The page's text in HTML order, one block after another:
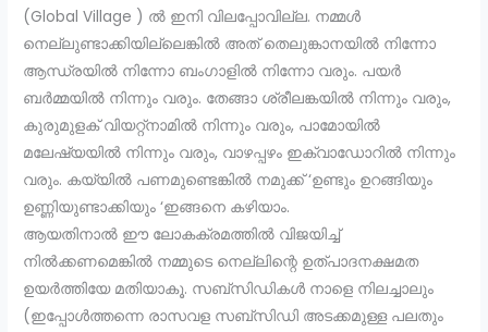
(Global Village ) ൽ ഇനി വിലപ്പോവില്ല. നമ്മൾ
നെല്ലുണ്ടാക്കിയില്ലെങ്കിൽ അത്‌ തെലുങ്കാനയിൽ നിന്നോ
ആന്ധ്രയിൽ നിന്നോ ബംഗാളിൽ നിന്നോ വരും. പയർ
ബർമ്മയിൽ നിന്നും വരും. തേങ്ങാ ശ്രീലങ്കയിൽ നിന്നും വരും,
കുരുമുളക് വിയറ്റ്നാമിൽ നിന്നും വരും, പാമോയിൽ
മലേഷ്യയിൽ നിന്നും വരും, വാഴപ്പഴം ഇക്വാഡോറിൽ നിന്നും
വരും. കയ്യിൽ പണമുണ്ടെങ്കിൽ നമുക്ക് ‘ഉണ്ടും ഉറങ്ങിയും
ഉണ്ണിയുണ്ടാക്കിയും ‘ഇങ്ങനെ കഴിയാം.
ആയതിനാൽ ഈ ലോകക്രമത്തിൽ വിജയിച്ച്
നിൽക്കണമെങ്കിൽ നമ്മുടെ നെല്ലിന്റെ ഉത്പാദനക്ഷമത
ഉയർത്തിയേ മതിയാകൂ. സബ്‌സിഡികൾ നാളെ നിലച്ചാലും
(ഇപ്പോൾത്തന്നെ രാസവള സബ്‌സിഡി അടക്കമുള്ള പലതും